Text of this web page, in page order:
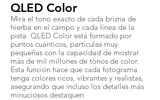
QLED Color
Mira el tono exacto de cada brizna de
hierba en el campo y cada línea de la
pista. QLED Color está formado por
puntos cuánticos, partículas muy
pequeñas con la capacidad de mostrar
más de mil millones de tonos de color.
Esta función hace que cada fotograma
tenga colores ricos, vibrantes y realistas,
asegurando que incluso los detalles más
minuciosos destaquen